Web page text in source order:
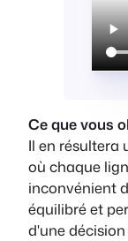
Ce que vous
Il en résultera
où chaque
inconvénient
équilibré et
d'une